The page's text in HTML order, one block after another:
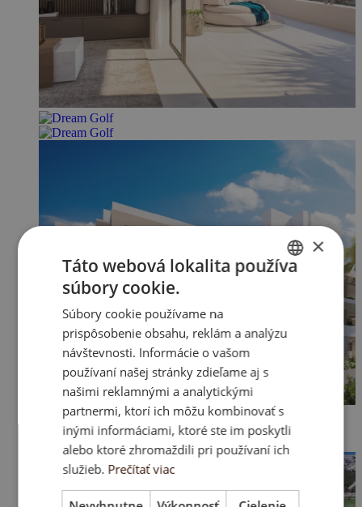
×
Táto webová lokalita používa
súbory cookie.
Súbory cookie používame na
prispôsobenie obsahu, reklám a analýzu
návštevnosti. Informácie o vašom
používaní našej stránky zdieľame aj s
našimi reklamnými a analytickými
partnermi, ktorí ich môžu kombinovať s
inými informáciami, ktoré ste im poskytli
alebo ktoré zhromaždili pri používaní ich
služieb. Prečítať viac